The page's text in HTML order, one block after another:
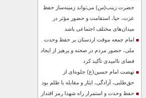
حضرت زینب(س) می‌تواند زمینه‌ساز حفظ
عزت، حیا، استقامت و حضور مؤثر در
میدان‌های مختلف اجتماعی باشد
امام جمعه موقت اردستان بر حفظ وحدت
ملی، حضور مردم در صحنه و پرهیز از ایجاد
فضای ناامیدی تأکید کرد
نهضت امام حسین(ع) جلوه‌ای از
حق‌طلبی، آزادگی، ایثار و مقابله با ظلم بود
حفظ وحدت و استمرار راه شهدا رمز اقتدار